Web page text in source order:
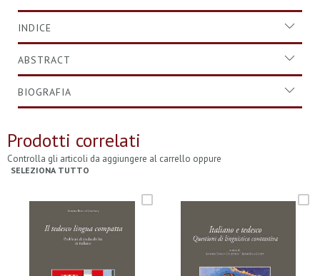
INDICE
ABSTRACT
BIOGRAFIA
Prodotti correlati
Controlla gli articoli da aggiungere al carrello oppure
SELEZIONA TUTTO